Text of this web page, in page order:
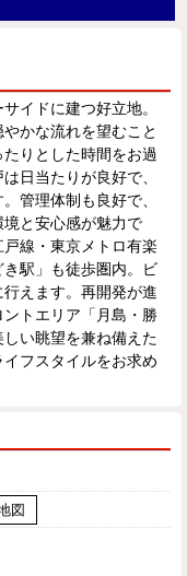
イドに建つ好立地。
かな流れを望むこと
りとした時間をお過
日当たりが良好で、
管理体制も良好で、
と安心感が魅力で
線・東京メトロ有楽
駅」も徒歩圏内。ビ
えます。再開発が進
トエリア「月島・勝
い眺望を兼ね備えた
イフスタイルをお求め
図